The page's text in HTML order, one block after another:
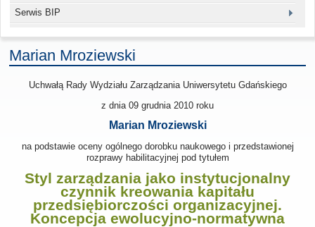
Serwis BIP
Marian Mroziewski
Uchwałą Rady Wydziału Zarządzania Uniwersytetu Gdańskiego
z dnia 09 grudnia 2010 roku
Marian Mroziewski
na podstawie oceny ogólnego dorobku naukowego i przedstawionej
rozprawy habilitacyjnej pod tytułem
Styl zarządzania jako instytucjonalny
czynnik kreowania kapitału
przedsiębiorczości organizacyjnej.
Koncepcja ewolucyjno-normatywna